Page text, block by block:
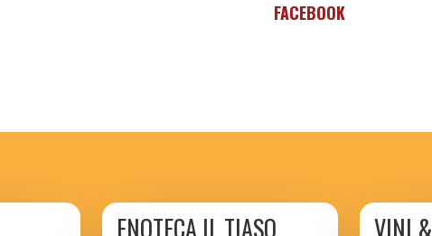
FACEBOOK
ENOTECA IL TIASO VINI